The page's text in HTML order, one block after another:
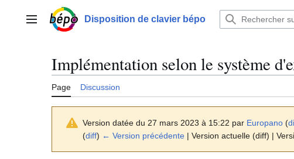
contenuMenu principalDisposition de clavier bépo
Implémentation selon le système
Page Discussion
Version datée du 27 mars 2023 à 15:22 par Europano (
(diff) ← Version précédente | Version actuelle (diff) |